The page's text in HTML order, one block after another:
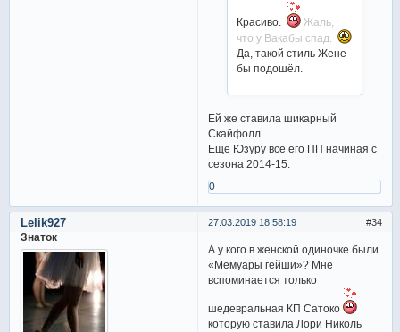
Красиво.
Жаль,
что у Вакабы спад.
Да, такой стиль Жене
бы подошёл.
Ей же ставила шикарный
Скайфолл.
Еще Юзуру все его ПП начиная с
сезона 2014-15.
0
34
27.03.2019 18:58:19
Lelik927
Знаток
А у кого в женской одиночке были
«Мемуары гейши»? Мне
вспоминается только
шедевральная КП Сатоко
которую ставила Лори Николь